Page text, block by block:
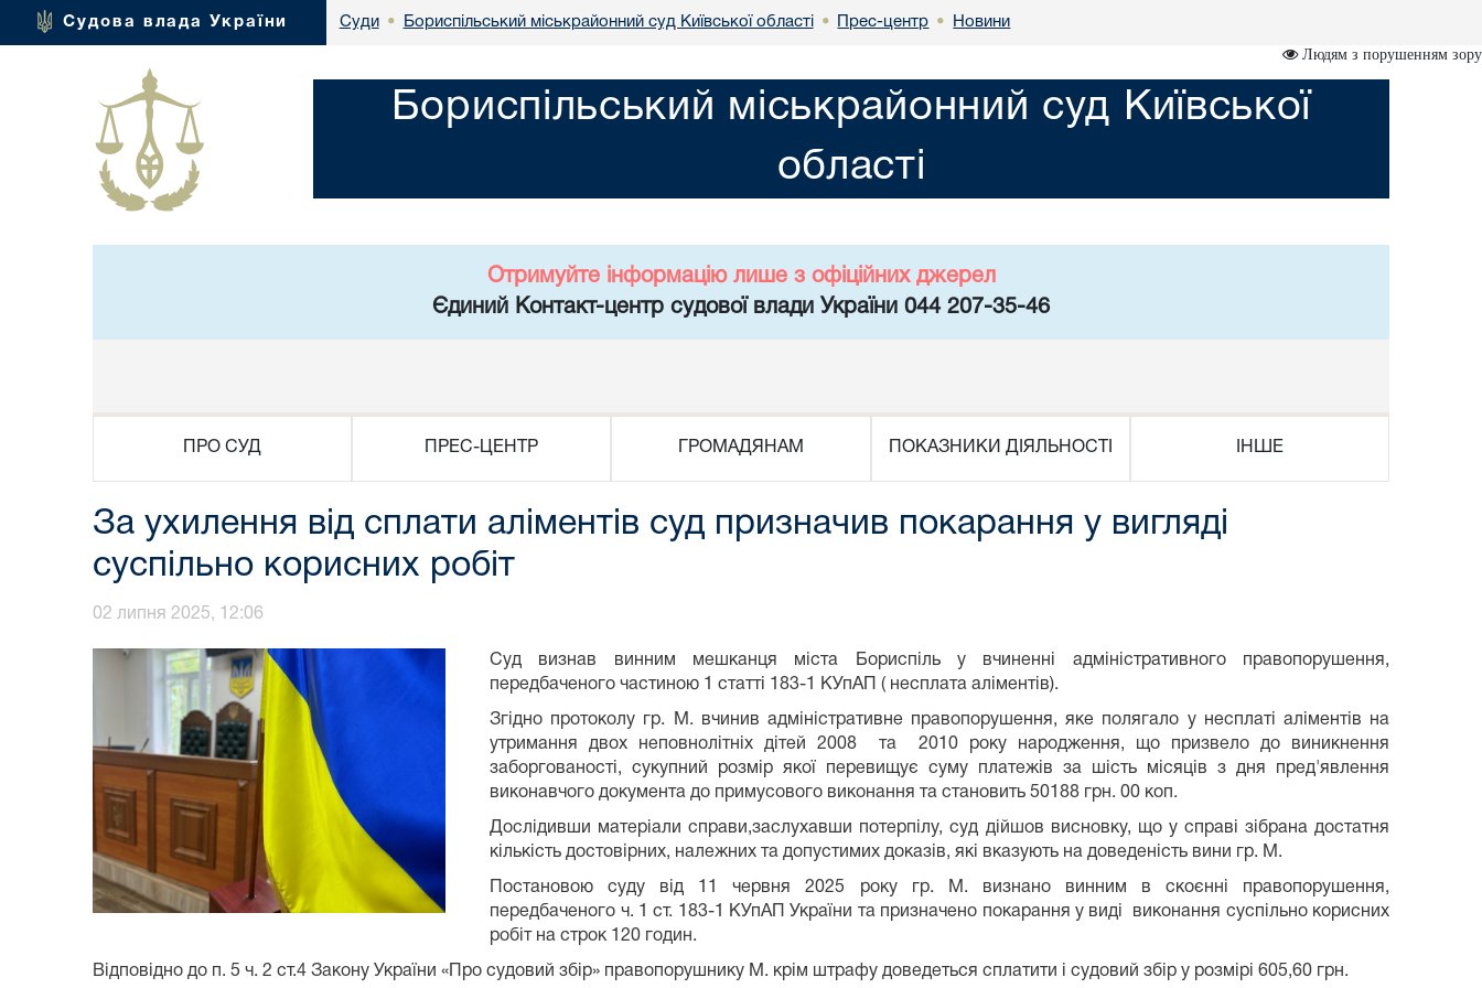
Судова влада України Суди • Бориспільський міськрайонний суд Київської області • Прес-центр • Новини
Людям з порушенням зору
Бориспільський міськрайонний суд Київської
області
Отримуйте інформацію лише з офіційних джерел
Єдиний Контакт-центр судової влади України 044 207-35-46
ПРО СУД ПРЕС-ЦЕНТР ГРОМАДЯНАМ ПОКАЗНИКИ ДІЯЛЬНОСТІ ІНШЕ
За ухилення від сплати аліментів суд призначив покарання у вигляді
суспільно корисних робіт
02 липня 2025, 12:06
Суд визнав винним мешканця міста Бориспіль у вчиненні адміністративного правопорушення,
передбаченого частиною 1 статті 183-1 КУпАП ( несплата аліментів).
Згідно протоколу гр. М. вчинив адміністративне правопорушення, яке полягало у несплаті аліментів на
утримання двох неповнолітніх дітей 2008 та 2010 року народження, що призвело до виникнення
заборгованості, сукупний розмір якої перевищує суму платежів за шість місяців з дня пред'явлення
виконавчого документа до примусового виконання та становить 50188 грн. 00 коп.
Дослідивши матеріали справи,заслухавши потерпілу, суд дійшов висновку, що у справі зібрана достатня
кількість достовірних, належних та допустимих доказів, які вказують на доведеність вини гр. М.
Постановою суду від 11 червня 2025 року гр. М. визнано винним в скоєнні правопорушення,
передбаченого ч. 1 ст. 183-1 КУпАП України та призначено покарання у виді виконання суспільно корисних
робіт на строк 120 годин.
Відповідно до п. 5 ч. 2 ст.4 Закону України «Про судовий збір» правопорушнику М. крім штрафу доведеться сплатити і судовий збір у розмірі 605,60 грн.